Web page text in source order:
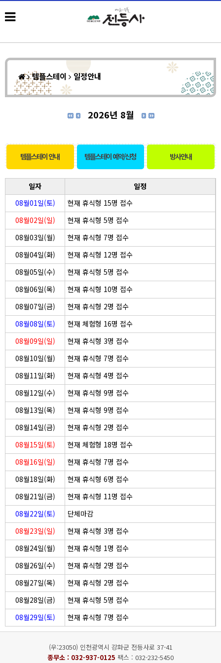
템플스테이 일정안내
2026년 8월
템플스테이 안내 템플스테이 예약/신청 방사안내
일자
일정
08월01일(토)
현재 휴식형 15명 접수
08월02일(일)
현재 휴식형 5명 접수
08월03일(월)
현재 휴식형 7명 접수
08월04일(화)
현재 휴식형 12명 접수
08월05일(수)
현재 휴식형 5명 접수
08월06일(목)
현재 휴식형 10명 접수
08월07일(금)
현재 휴식형 2명 접수
08월08일(토)
현재 체험형 16명 접수
08월09일(일)
현재 휴식형 3명 접수
08월10일(월)
현재 휴식형 7명 접수
08월11일(화)
현재 휴식형 4명 접수
08월12일(수)
현재 휴식형 9명 접수
08월13일(목)
현재 휴식형 9명 접수
08월14일(금)
현재 휴식형 2명 접수
08월15일(토)
현재 체험형 18명 접수
08월16일(일)
현재 휴식형 7명 접수
08월18일(화)
현재 휴식형 6명 접수
08월21일(금)
현재 휴식형 11명 접수
08월22일(토)
단체마감
08월23일(일)
현재 휴식형 3명 접수
08월24일(월)
현재 휴식형 1명 접수
08월26일(수)
현재 휴식형 2명 접수
08월27일(목)
현재 휴식형 2명 접수
08월28일(금)
현재 휴식형 5명 접수
08월29일(토)
현재 휴식형 7명 접수
(우:23050) 인천광역시 강화군 전등사로 37-41
종무소 : 032-937-0125 팩스 : 032-232-5450